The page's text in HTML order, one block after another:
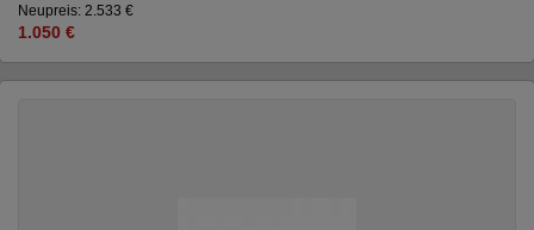
Neupreis: 2.533 €
1.050 €